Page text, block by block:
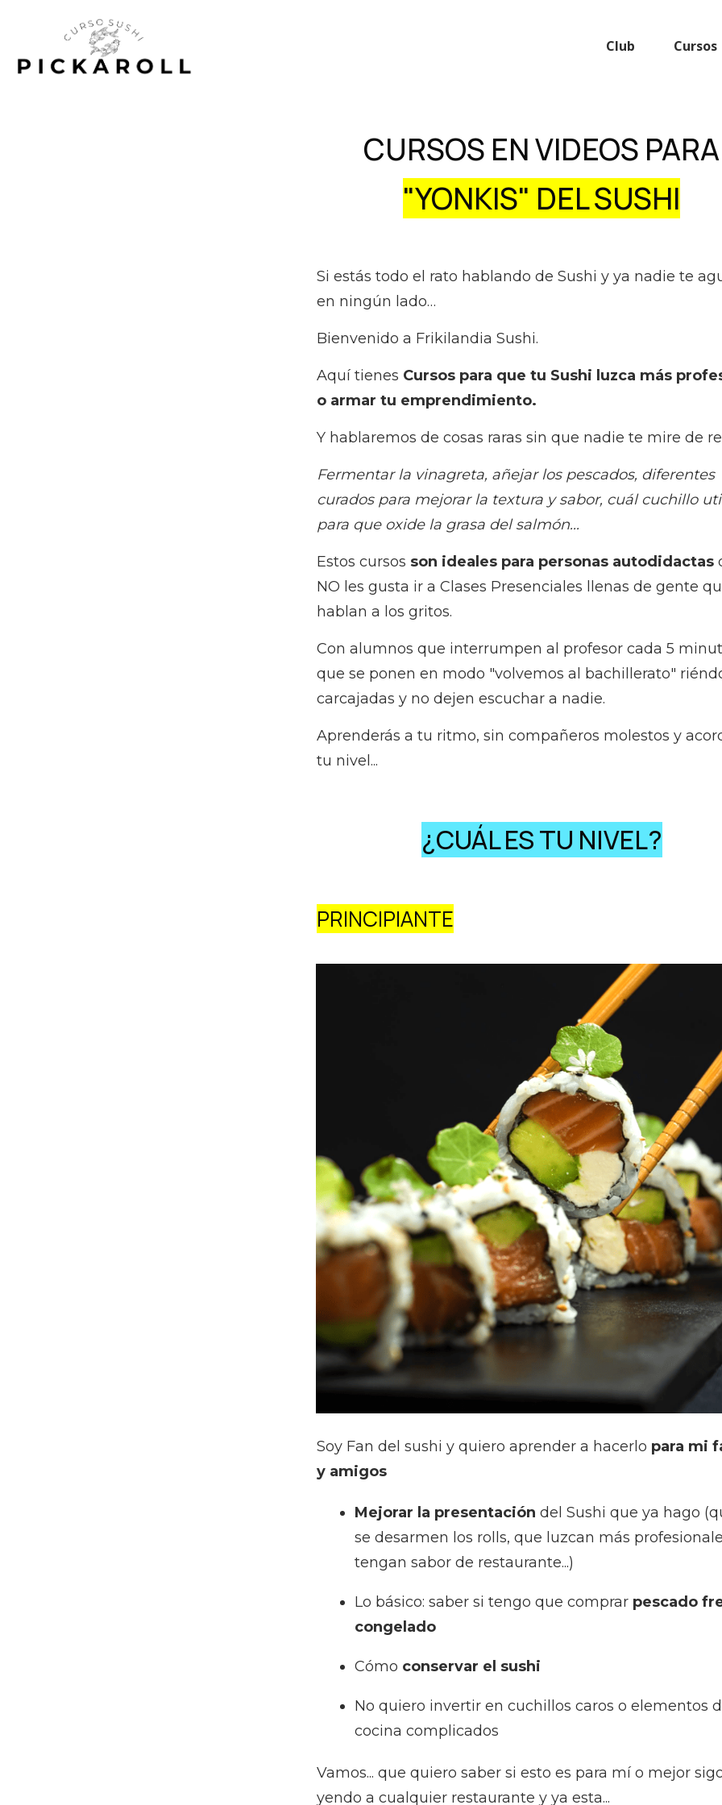
Club Cursos
CURSOS EN VIDEOS PARA
"YONKIS" DEL SUSHI
Si estás todo el rato hablando de Sushi y ya nadie te
en ningún lado…
Bienvenido a Frikilandia Sushi.
Aquí tienes Cursos para que tu Sushi luzca más
o armar tu emprendimiento.
Y hablaremos de cosas raras sin que nadie te mire de
Fermentar la vinagreta, añejar los pescados, diferentes
curados para mejorar la textura y sabor, cuál cuchillo
para que oxide la grasa del salmón...
Estos cursos son ideales para personas autodidactas
NO les gusta ir a Clases Presenciales llenas de gente
hablan a los gritos.
Con alumnos que interrumpen al profesor cada 5
que se ponen en modo "volvemos al bachillerato"
carcajadas y no dejen escuchar a nadie.
Aprenderás a tu ritmo, sin compañeros molestos y
tu nivel...
¿CUÁL ES TU NIVEL?
PRINCIPIANTE
Soy Fan del sushi y quiero aprender a hacerlo para mi
y amigos
Mejorar la presentación del Sushi que ya hago
se desarmen los rolls, que luzcan más
tengan sabor de restaurante...)
Lo básico: saber si tengo que comprar pescado
congelado
Cómo conservar el sushi
No quiero invertir en cuchillos caros o elementos
cocina complicados
Vamos... que quiero saber si esto es para mí o mejor
yendo a cualquier restaurante y ya esta...